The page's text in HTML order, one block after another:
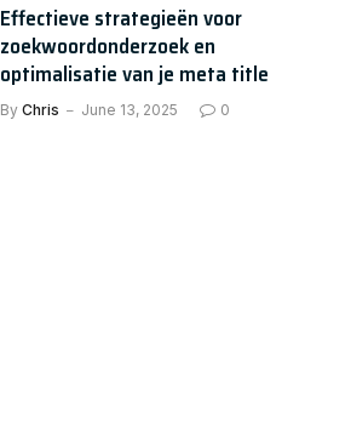
Effectieve strategieën voor
zoekwoordonderzoek en
optimalisatie van je meta title
By Chris June 13, 2025 0